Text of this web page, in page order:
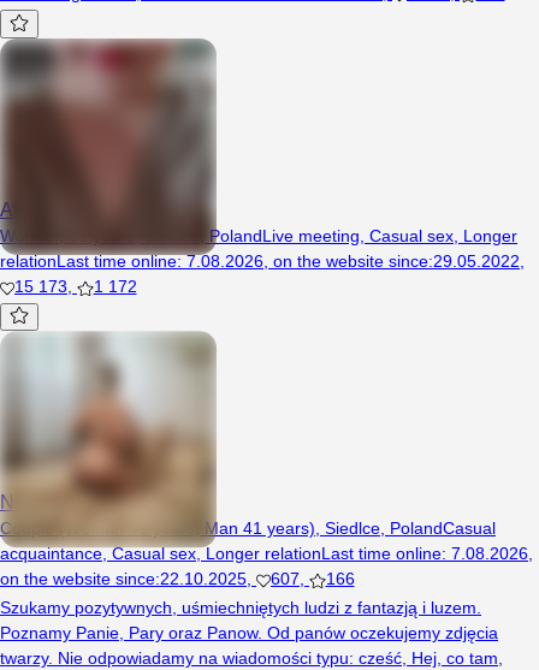
Afrodyta33
Woman, 31 years, Siedlce, PolandLive meeting Casual sex Longer
relationLast time online:7.08.2026 on the website since:29.05.2022
15 173
1 172
NoRulesDuo
Couple (Woman 41 years, Man 41 years), Siedlce, PolandCasual
acquaintance,Casual sex,Longer relationLast time online: 7.08.2026,
on the website since:22.10.2025, 607,
166
Szukamy pozytywnych, uśmiechniętych ludzi z fantazją i luzem.
Poznamy Panie, Pary oraz Panow. Od panów oczekujemy zdjęcia
twarzy. Nie odpowiadamy na wiadomości typu: cześć, Hej, co tam,